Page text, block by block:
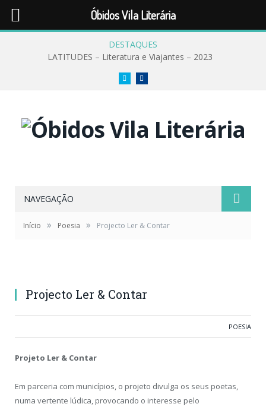
DESTAQUES
LATITUDES – Literatura e Viajantes – 2023
Twitter
NAVEGAÇÃO
Início » Poesia » Projecto Ler & Contar
Projecto Ler & Contar
POESIA
Projeto Ler & Contar
Em parceria com municípios, o projeto divulga os seus poetas,
numa vertente lúdica, provocando o interesse pelo
Óbidos Vila Literária